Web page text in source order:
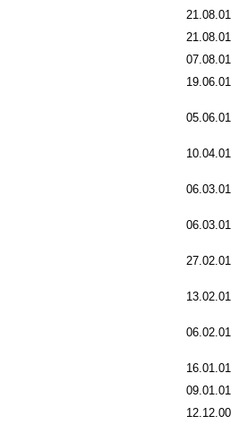
21.08.01
21.08.01
07.08.01
19.06.01
05.06.01
10.04.01
06.03.01
06.03.01
27.02.01
13.02.01
06.02.01
16.01.01
09.01.01
12.12.00